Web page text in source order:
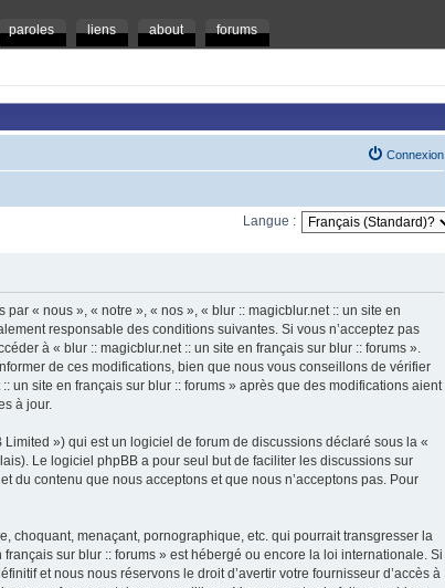
paroles liens about forums
Connexion
Langue :
« nous », « notre », « nos », « blur :: magicblur.net :: un site en
responsable des conditions suivantes. Si vous n’acceptez pas
à « blur :: magicblur.net :: un site en français sur blur :: forums ».
de ces modifications, bien que nous vous conseillons de vérifier
un site en français sur blur :: forums » après que des modifications aient
à jour.
») qui est un logiciel de forum de discussions déclaré sous la «
Le logiciel phpBB a pour seul but de faciliter les discussions sur
du contenu que nous acceptons et que nous n’acceptons pas. Pour
choquant, menaçant, pornographique, etc. qui pourrait transgresser la
sur blur :: forums » est hébergé ou encore la loi internationale. Si
et nous nous réservons le droit d’avertir votre fournisseur d’accès à